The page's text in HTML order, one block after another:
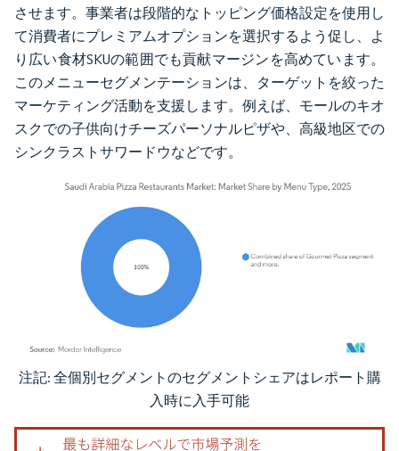
させます。事業者は段階的なトッピング価格設定を使用し
て消費者にプレミアムオプションを選択するよう促し、よ
り広い食材SKUの範囲でも貢献マージンを高めています。
このメニューセグメンテーションは、ターゲットを絞った
マーケティング活動を支援します。例えば、モールのキオ
スクでの子供向けチーズパーソナルピザや、高級地区での
シンクラストサワードウなどです。
画像 © Mordor Intelligence。再利用にはCC BY 4.0の表示が必要です。
注記: 全個別セグメントのセグメントシェアはレポート購
入時に入手可能